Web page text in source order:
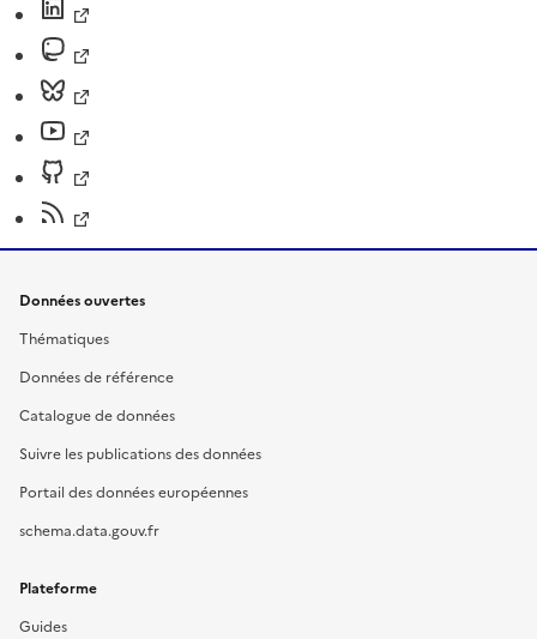
Données ouvertes
Thématiques
Données de référence
Catalogue de données
Suivre les publications des données
Portail des données européennes
schema.data.gouv.fr
Plateforme
Guides